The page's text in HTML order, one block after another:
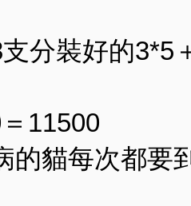
分裝好的3*5
11500
的貓每次都要